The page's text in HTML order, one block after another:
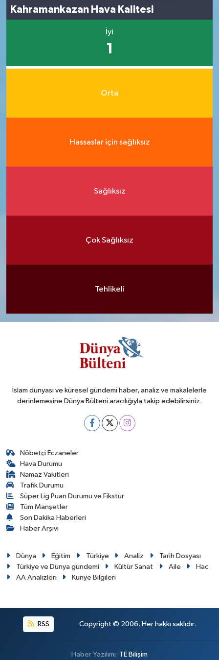
Kahramankazan Hava Kalitesi
İyi
1
Orta
Hassaslar için sağlıksız
Sağlıksız
Çok Sağlıksız
Tehlikeli
İslam dünyası ve küresel gündemi haber, analiz ve makalelerle
derinlemesine Dünya Bülteni aracılığıyla takip edebilirsiniz.
Nöbetçi Eczaneler
Hava Durumu
Namaz Vakitleri
Trafik Durumu
Süper Lig Puan Durumu ve Fikstür
Tüm Manşetler
Son Dakika Haberleri
Haber Arşivi
Dünya Eğitim Türkiye Analiz
Tarih Dosyası
Türkiye ve Dünya gündemi
Kültür Sanat Aile
Hac
AA Analizleri
Künye Bilgileri
RSS Copyright © 2006. Her hakkı saklıdır.
Haber Yazılımı: TE Bilişim